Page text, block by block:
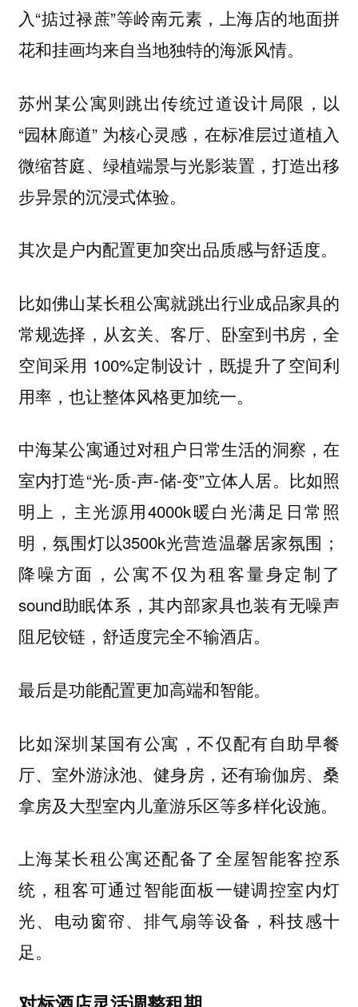
入“掂过禄蔗”等岭南元素，上海店的地面拼
花和挂画均来自当地独特的海派风情。
苏州某公寓则跳出传统过道设计局限，以
“园林廊道” 为核心灵感，在标准层过道植入
微缩苔庭、绿植端景与光影装置，打造出移
步异景的沉浸式体验。
其次是户内配置更加突出品质感与舒适度。
比如佛山某长租公寓就跳出行业成品家具的
常规选择，从玄关、客厅、卧室到书房，全
空间采用 100%定制设计，既提升了空间利
用率，也让整体风格更加统一。
中海某公寓通过对租户日常生活的洞察，在
室内打造“光-质-声-储-变”立体人居。比如照
明上，主光源用4000k暖白光满足日常照
明，氛围灯以3500k光营造温馨居家氛围；
降噪方面，公寓不仅为租客量身定制了
sound助眠体系，其内部家具也装有无噪声
阻尼铰链，舒适度完全不输酒店。
最后是功能配置更加高端和智能。
比如深圳某国有公寓，不仅配有自助早餐
厅、室外游泳池、健身房，还有瑜伽房、桑
拿房及大型室内儿童游乐区等多样化设施。
上海某长租公寓还配备了全屋智能客控系
统，租客可通过智能面板一键调控室内灯
光、电动窗帘、排气扇等设备，科技感十
足。